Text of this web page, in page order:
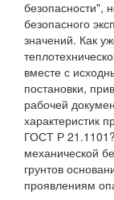
безопасности",
безопасного
значений. Как
вместе с
постановки,
рабочей
характеристик
ГОСТ Р
механической
грунтов
проявлениям